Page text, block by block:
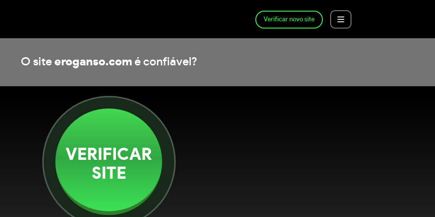
Verificar novo site
O site eroganso.comé confiável?
VERIFICAR
SITE